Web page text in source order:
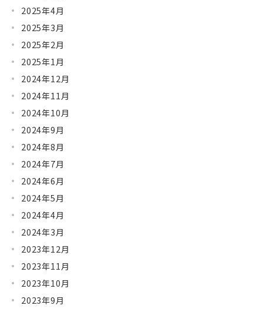
2025年4月
2025年3月
2025年2月
2025年1月
2024年12月
2024年11月
2024年10月
2024年9月
2024年8月
2024年7月
2024年6月
2024年5月
2024年4月
2024年3月
2023年12月
2023年11月
2023年10月
2023年9月